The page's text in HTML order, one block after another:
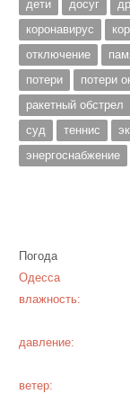
дети досуг
коронавирус
отключение
потери
потери
ракетный обстрел
суд
теннис
энергоснабжение
Погода
Одесса
влажность:
давление:
ветер: